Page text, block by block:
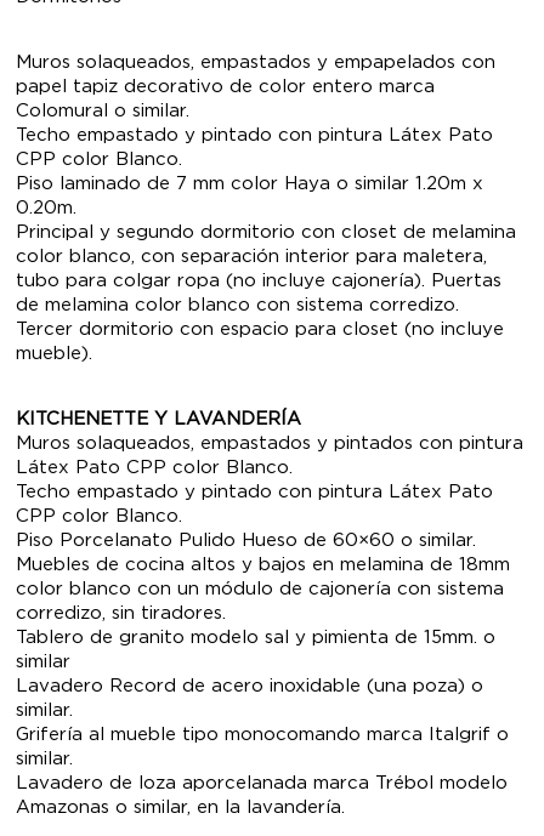
Muros solaqueados, empastados y empapelados con
papel tapiz decorativo de color entero marca
Colomural o similar.
Techo empastado y pintado con pintura Látex Pato
CPP color Blanco.
Piso laminado de 7 mm color Haya o similar 1.20m x
0.20m.
Principal y segundo dormitorio con closet de melamina
color blanco, con separación interior para maletera,
tubo para colgar ropa (no incluye cajonería). Puertas
de melamina color blanco con sistema corredizo.
Tercer dormitorio con espacio para closet (no incluye
mueble).
KITCHENETTE Y LAVANDERÍA
Muros solaqueados, empastados y pintados con pintura
Látex Pato CPP color Blanco.
Techo empastado y pintado con pintura Látex Pato
CPP color Blanco.
Piso Porcelanato Pulido Hueso de 60×60 o similar.
Muebles de cocina altos y bajos en melamina de 18mm
color blanco con un módulo de cajonería con sistema
corredizo, sin tiradores.
Tablero de granito modelo sal y pimienta de 15mm. o
similar
Lavadero Record de acero inoxidable (una poza) o
similar.
Grifería al mueble tipo monocomando marca Italgrif o
similar.
Lavadero de loza aporcelanada marca Trébol modelo
Amazonas o similar, en la lavandería.